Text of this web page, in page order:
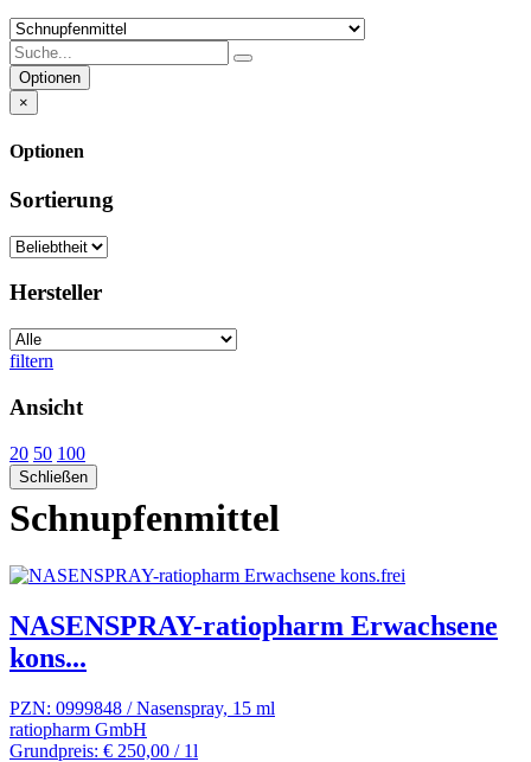
Optionen
×
Optionen
Sortierung
Hersteller
filtern
Ansicht
20 50 100
Schließen
Schnupfenmittel
NASENSPRAY-ratiopharm Erwachsene
kons...
PZN: 0999848 / Nasenspray, 15 ml
ratiopharm GmbH
Grundpreis: € 250,00 / 1l